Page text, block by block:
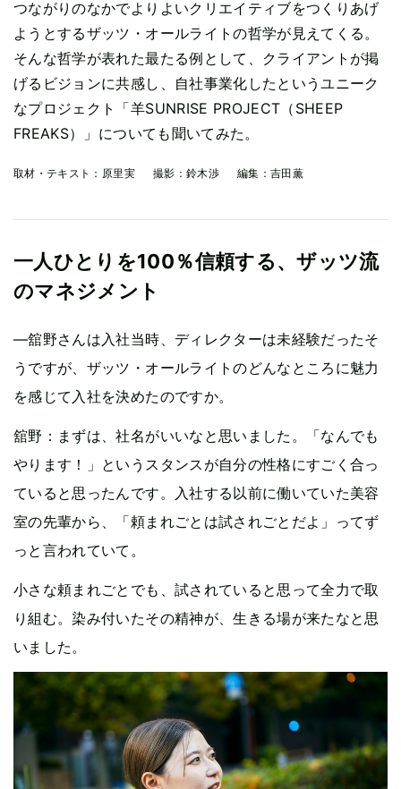
つながりのなかでよりよいクリエイティブをつくりあげ
ようとするザッツ・オールライトの哲学が見えてくる。
そんな哲学が表れた最たる例として、クライアントが掲
げるビジョンに共感し、自社事業化したというユニーク
なプロジェクト「羊SUNRISE PROJECT（SHEEP
FREAKS）」についても聞いてみた。
取材・テキスト： 原里実 撮影： 鈴木渉 編集：吉田薫
一人ひとりを100％信頼する、ザッツ流
のマネジメント
—舘野さんは入社当時、ディレクターは未経験だったそ
うですが、ザッツ・オールライトのどんなところに魅力
を感じて入社を決めたのですか。
舘野：まずは、社名がいいなと思いました。「なんでも
やります！」というスタンスが自分の性格にすごく合っ
ていると思ったんです。入社する以前に働いていた美容
室の先輩から、「頼まれごとは試されごとだよ」ってず
っと言われていて。
小さな頼まれごとでも、試されていると思って全力で取
り組む。染み付いたその精神が、生きる場が来たなと思
いました。